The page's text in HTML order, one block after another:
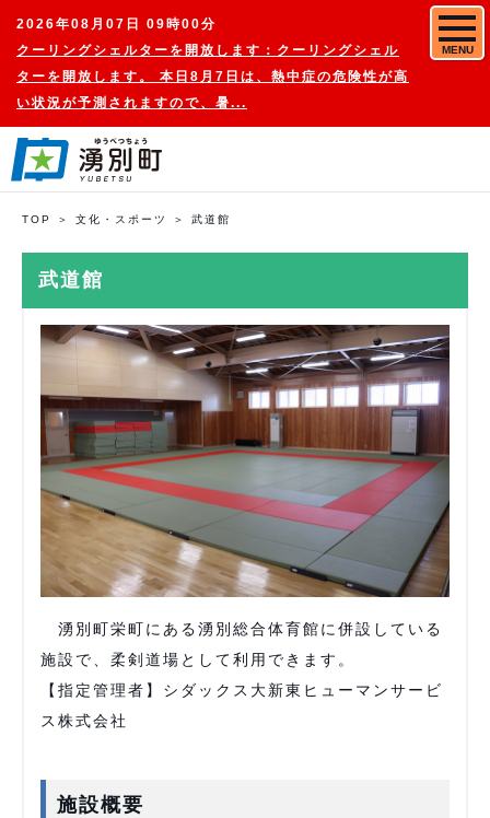
2026年08月07日 09時00分
クーリングシェルターを開放します：クーリングシェル
ターを開放します。 本日8月7日は、熱中症の危険性が高
い状況が予測されますので、暑...
MENU
TOP 文化・スポーツ 武道館
武道館
湧別町栄町にある湧別総合体育館に併設している
施設で、柔剣道場として利用できます。
【指定管理者】シダックス大新東ヒューマンサービ
ス株式会社
施設概要